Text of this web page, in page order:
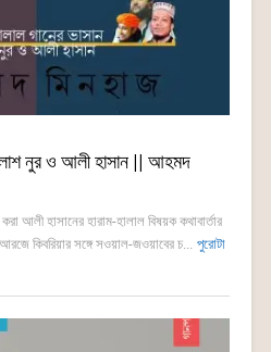
নুর ও আলী হাসান || আহমদ
আলী হাসানের হারাম-হালাল বিষয়ক কথাবার্তার
কিবরিয়ার সঙ্গে সওয়াল-জওয়াবের চ... পুরোটা